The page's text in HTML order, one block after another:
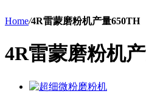
Home/4R雷蒙磨粉机产量650TH
4R雷蒙磨粉机